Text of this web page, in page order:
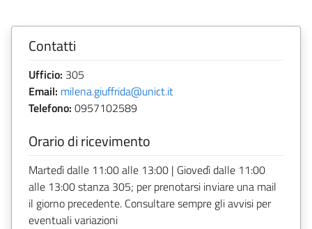
Contatti
Ufficio: 305
Email: milena.giuffrida@unict.it
Telefono: 0957102589
Orario di ricevimento
Martedì dalle 11:00 alle 13:00 | Giovedì dalle 11:00
alle 13:00 stanza 305; per prenotarsi inviare una mail
il giorno precedente. Consultare sempre gli avvisi per
eventuali variazioni